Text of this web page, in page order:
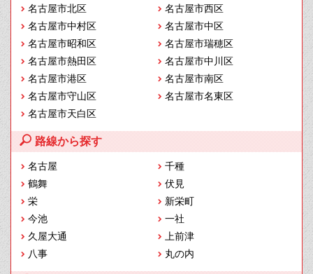
名古屋市北区
名古屋市西区
名古屋市中村区
名古屋市中区
名古屋市昭和区
名古屋市瑞穂区
名古屋市熱田区
名古屋市中川区
名古屋市港区
名古屋市南区
名古屋市守山区
名古屋市名東区
名古屋市天白区
路線から探す
名古屋
千種
鶴舞
伏見
栄
新栄町
今池
一社
久屋大通
上前津
八事
丸の内